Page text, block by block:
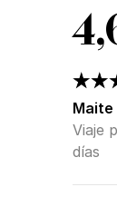
Maite
Viaje
días